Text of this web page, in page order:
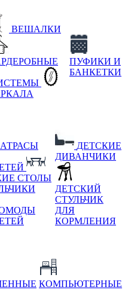
ВЕШАЛКИ
ПУФИКИ И
БАНКЕТКИ
СТОЛЫ
ДЕТСКИЕ
ДИВАНЧИКИ
ДЕТСКИЙ
СТУЛЬЧИК
ДЛЯ
КОРМЛЕНИЯ
КОМПЬЮТЕРНЫЕ